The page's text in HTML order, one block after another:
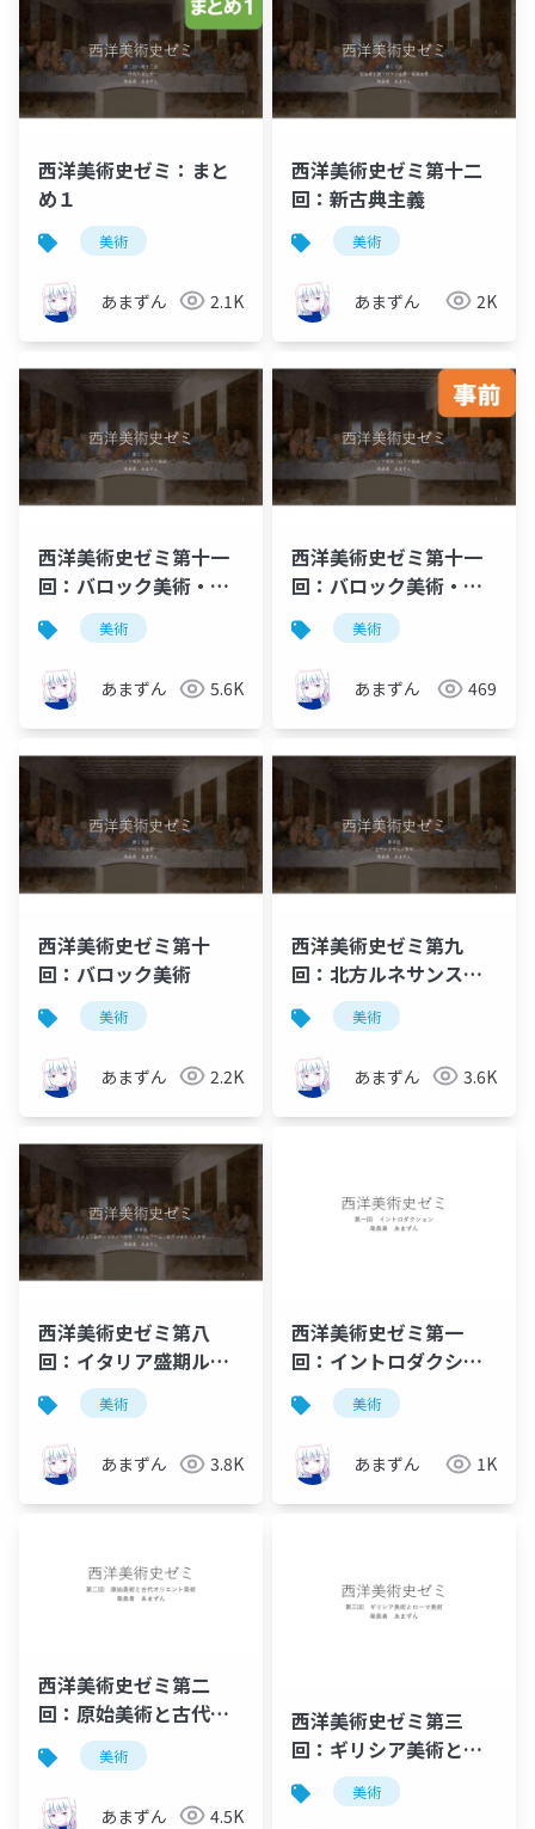
西洋美術史ゼミ：まと
め１
美術
あまずん 2.1K
西洋美術史ゼミ第十二
回：新古典主義
美術
あまずん 2K
西洋美術史ゼミ第十一
回：バロック美術・ロ
ココ美術美術
あまずん 5.6K
西洋美術史ゼミ第十一
回：バロック美術・ロ
ココ美術（事前資料）
美術
あまずん 469
西洋美術史ゼミ第十
回：バロック美術
美術
あまずん 2.2K
西洋美術史ゼミ第九
回：北方ルネサンス美
術
美術
あまずん 3.6K
西洋美術史ゼミ第八
回：イタリア盛期ルネ
サンス美術と15世紀の
北方美術
美術
あまずん 3.8K
西洋美術史ゼミ第一
回：イントロダクショ
ン
美術
あまずん 1K
西洋美術史ゼミ第二
回：原始美術と古代オ
リエント美術
美術
あまずん 4.5K
西洋美術史ゼミ第三
回：ギリシア美術とロ
ーマ美術美術